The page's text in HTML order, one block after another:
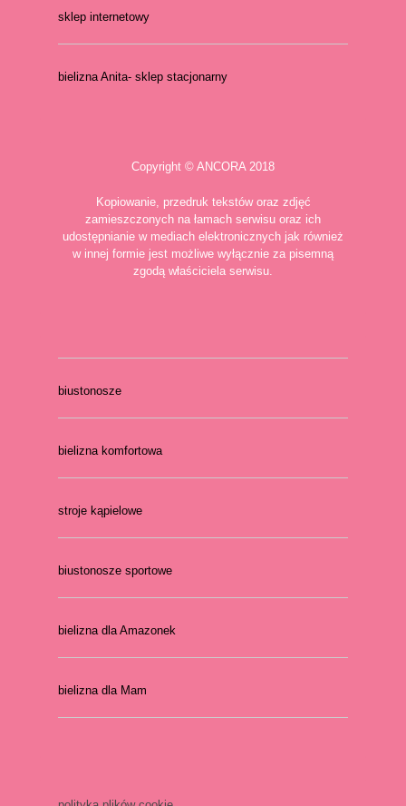
sklep internetowy
bielizna Anita- sklep stacjonarny
Copyright © ANCORA 2018
Kopiowanie, przedruk tekstów oraz zdjęć
zamieszczonych na łamach serwisu oraz ich
udostępnianie w mediach elektronicznych jak również
w innej formie jest możliwe wyłącznie za pisemną
zgodą właściciela serwisu.
biustonosze
bielizna komfortowa
stroje kąpielowe
biustonosze sportowe
bielizna dla Amazonek
bielizna dla Mam